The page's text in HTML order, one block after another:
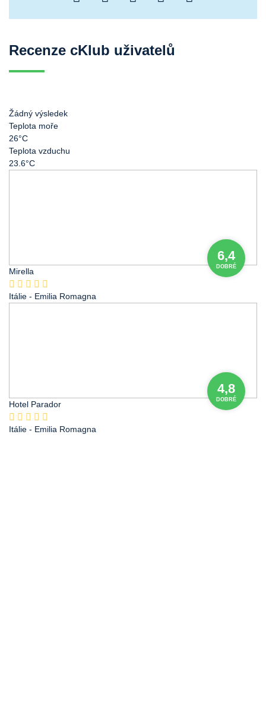
Recenze cKlub uživatelů
Žádný výsledek
Teplota moře
26°C
Teplota vzduchu
23.6°C
6,4
DOBRÉ
Mirella
Itálie - Emilia Romagna
4,8
DOBRÉ
Hotel Parador
Itálie - Emilia Romagna